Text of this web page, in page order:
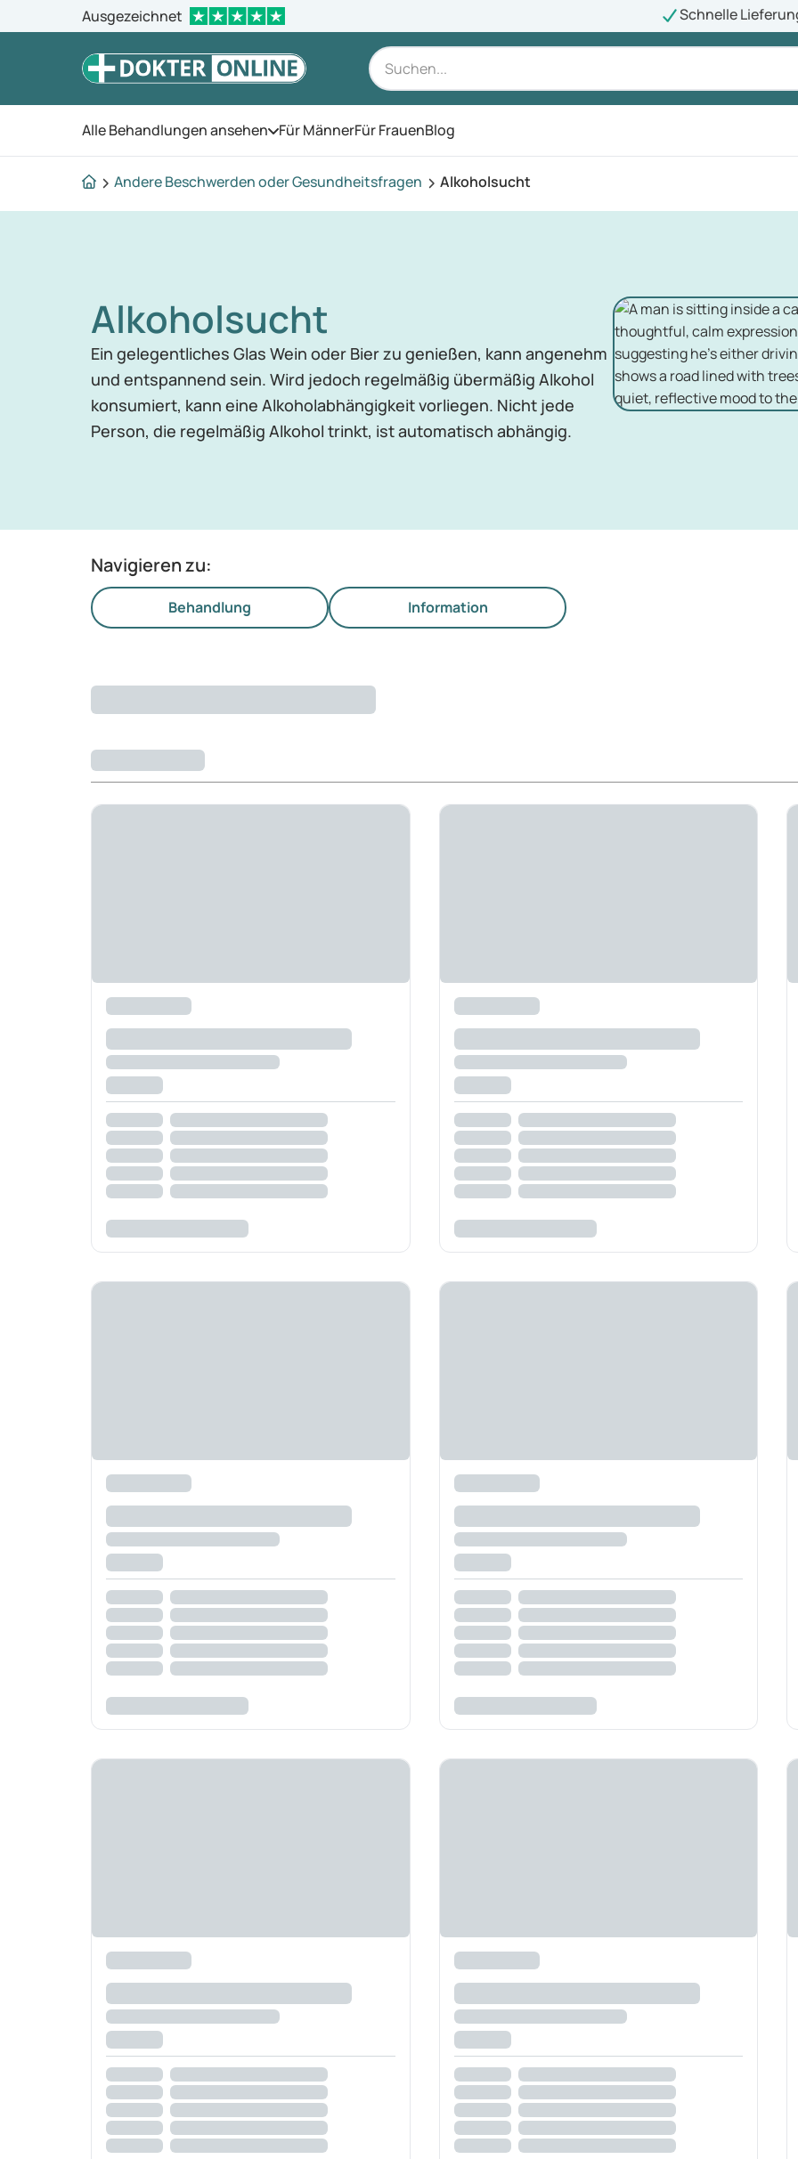
Ausgezeichnet Schnelle
Alle Behandlungen ansehen Öffnen Sie das Menü
Für MännerFür FrauenBlog
Andere Beschwerden oder Gesundheitsfragen Alkoholsucht
Alkoholsucht
Ein gelegentliches Glas Wein oder Bier zu genießen, kann angenehm
und entspannend sein. Wird jedoch regelmäßig übermäßig Alkohol
konsumiert, kann eine Alkoholabhängigkeit vorliegen. Nicht jede
Person, die regelmäßig Alkohol trinkt, ist automatisch abhängig.
Navigieren zu:
Behandlung Information